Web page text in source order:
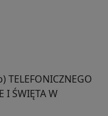
TELEFONICZNEGO
I ŚWIĘTA W